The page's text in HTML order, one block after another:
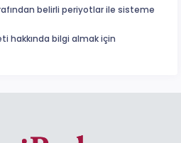
belirli periyotlar ile sisteme
hakkında bilgi almak için